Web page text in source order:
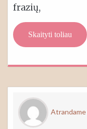
frazių,
Skaityti toliau